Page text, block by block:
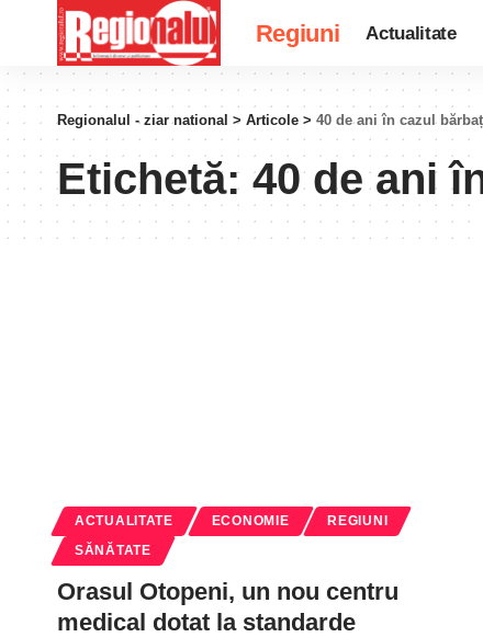
Regiuni Actualitate
Regionalul - ziar national > Articole > 40 de ani în cazul
Etichetă: 40 de ani
ACTUALITATE ECONOMIE REGIUNI
SĂNĂTATE
Orasul Otopeni, un nou centru
medical dotat la standarde